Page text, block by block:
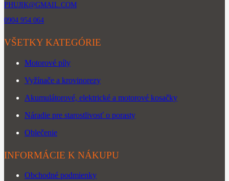
PHUJIK@GMAIL.COM
0904 954 064
VŠETKY KATEGÓRIE
Motorové píly
Vyžínače a krovinorezy
Akumulátorové, elektrické a motorové kosačky
Náradie pre starostlivosť o porasty
Oblečenie
INFORMÁCIE K NÁKUPU
Obchodné podmienky